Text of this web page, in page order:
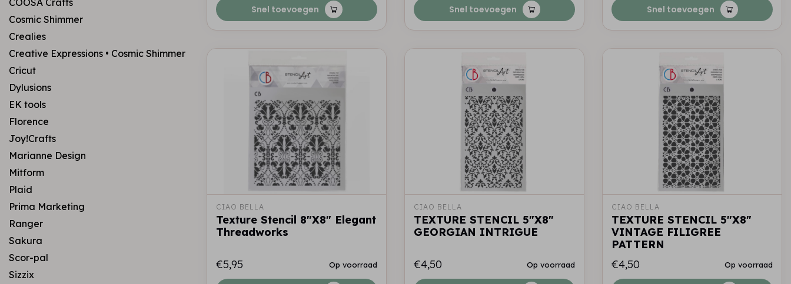
COOSA Crafts
Cosmic Shimmer
Crealies
Creative Expressions • Cosmic Shimmer
Cricut
Dylusions
EK tools
Florence
Joy!Crafts
Marianne Design
Mitform
Plaid
Prima Marketing
Ranger
Sakura
Scor-pal
Sizzix
Snel toevoegen Snel toevoegen Snel toevoegen
CIAO BELLA
Texture Stencil 8"X8" Elegant
Threadworks
€5,95 Op voorraad
CIAO BELLA
TEXTURE STENCIL 5"X8"
GEORGIAN INTRIGUE
€4,50 Op voorraad
CIAO BELLA
TEXTURE STENCIL 5"X8"
VINTAGE FILIGREE
PATTERN
€4,50
Op voorraad